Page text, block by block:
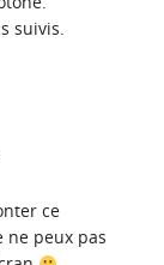
suivis.
ce
ne peux pas